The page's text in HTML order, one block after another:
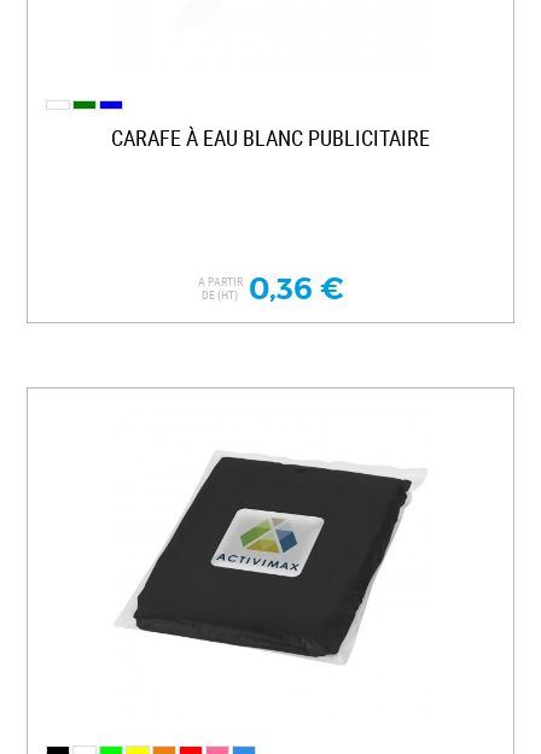
CARAFE À EAU BLANC PUBLICITAIRE
A PARTIR
DE (HT) 0,36 €